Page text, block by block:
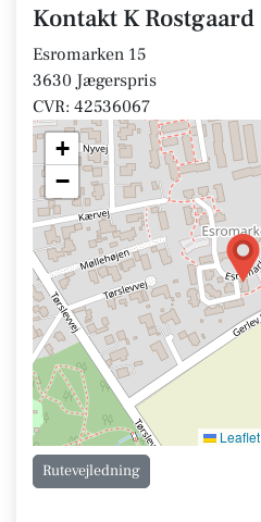
Kontakt K Rostgaard
Esromarken 15
3630 Jægerspris
CVR: 42536067
+
−
Leaflet
Rutevejledning